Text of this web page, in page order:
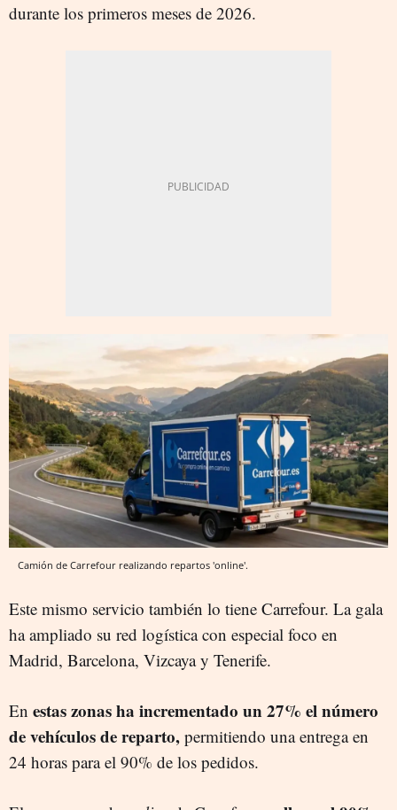
durante los primeros meses de 2026.
Camión de Carrefour realizando repartos 'online'.
Este mismo servicio también lo tiene Carrefour. La gala
ha ampliado su red logística con especial foco en
Madrid, Barcelona, Vizcaya y Tenerife.
En estas zonas ha incrementado un 27% el número
de vehículos de reparto, permitiendo una entrega en
24 horas para el 90% de los pedidos.